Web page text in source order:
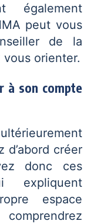
également
peut vous
de la
orienter.
à son compte
d’abord créer
donc ces
expliquent
espace